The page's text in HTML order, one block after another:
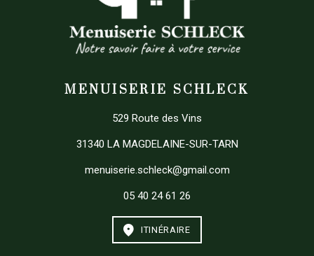
MENUISERIE SCHLECK
529 Route des Vins
31340 LA MAGDELAINE-SUR-TARN
menuiserie.schleck@gmail.com
05 40 24 61 26
ITINÉRAIRE